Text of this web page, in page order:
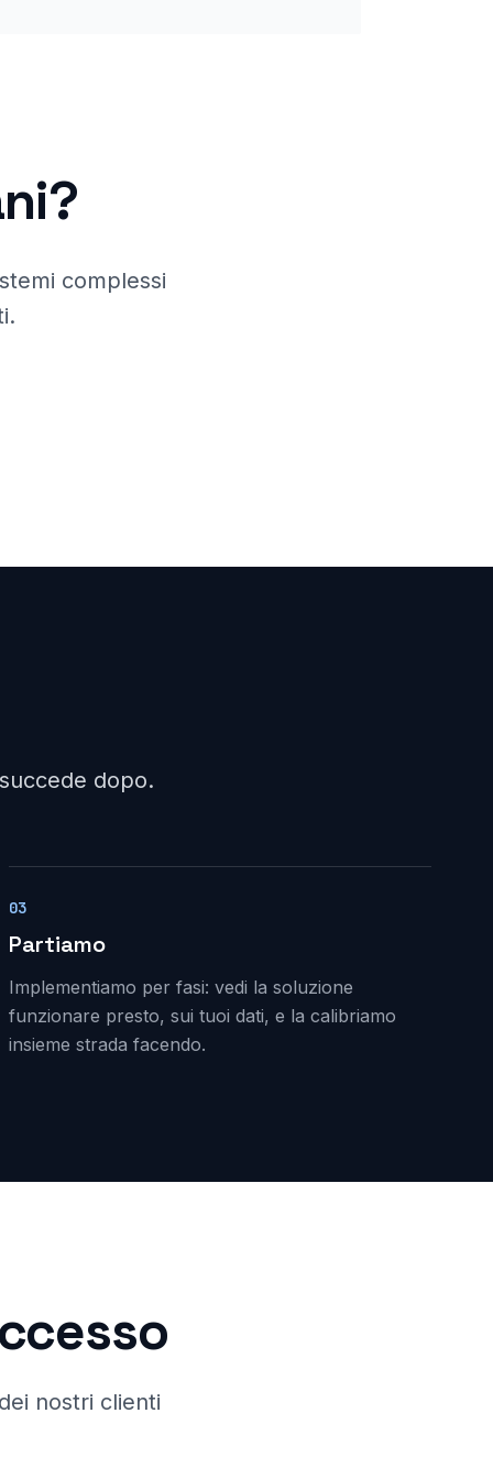
?
complessi
dopo.
03
Partiamo
Implementiamo per fasi: vedi la soluzione
funzionare presto, sui tuoi dati, e la calibriamo
insieme strada facendo.
nostri clienti